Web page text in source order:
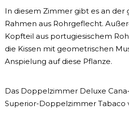
In diesem Zimmer gibt es an der
Rahmen aus Rohrgeflecht.
Kopfteil aus portugiesischem
die Kissen mit geometrischen
Anspielung auf diese Pflanze.
Das Doppelzimmer Deluxe
Superior-Doppelzimmer Tabaco